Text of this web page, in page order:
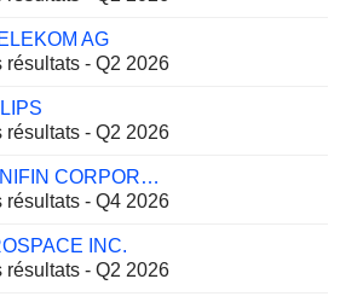
AG
résultats - Q2 2026
résultats - Q2 2026
PARKER-HANNIFIN CORPORATION
résultats - Q4 2026
INC.
résultats - Q2 2026